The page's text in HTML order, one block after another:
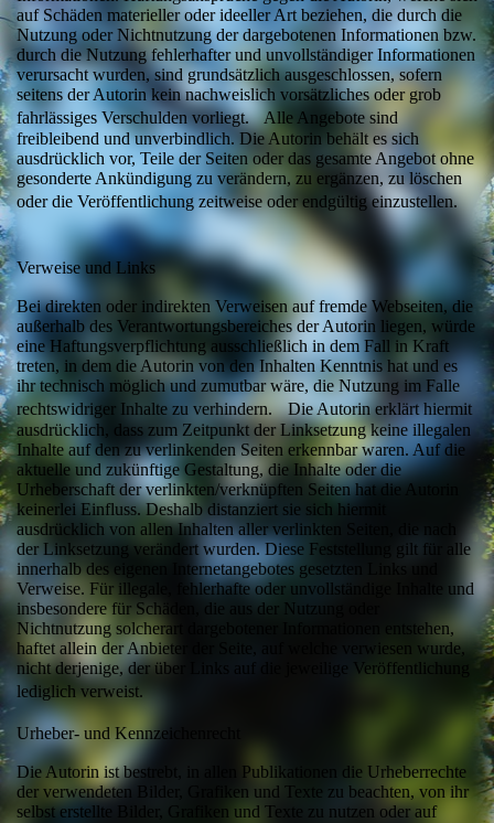
auf Schäden materieller oder ideeller Art beziehen, die durch die
Nutzung oder Nichtnutzung der dargebotenen Informationen bzw.
durch die Nutzung fehlerhafter und unvollständiger Informationen
verursacht wurden, sind grundsätzlich ausgeschlossen, sofern
seitens der Autorin kein nachweislich vorsätzliches oder grob
fahrlässiges Verschulden vorliegt. Alle Angebote sind
freibleibend und unverbindlich. Die Autorin behält es sich
ausdrücklich vor, Teile der Seiten oder das gesamte Angebot ohne
gesonderte Ankündigung zu verändern, zu ergänzen, zu löschen
oder die Veröffentlichung zeitweise oder endgültig einzustellen.
Verweise und Links
Bei direkten oder indirekten Verweisen auf fremde Webseiten, die
außerhalb des Verantwortungsbereiches der Autorin liegen, würde
eine Haftungsverpflichtung ausschließlich in dem Fall in Kraft
treten, in dem die Autorin von den Inhalten Kenntnis hat und es
ihr technisch möglich und zumutbar wäre, die Nutzung im Falle
rechtswidriger Inhalte zu verhindern. Die Autorin erklärt hiermit
ausdrücklich, dass zum Zeitpunkt der Linksetzung keine illegalen
Inhalte auf den zu verlinkenden Seiten erkennbar waren. Auf die
aktuelle und zukünftige Gestaltung, die Inhalte oder die
Urheberschaft der verlinkten/verknüpften Seiten hat die Autorin
keinerlei Einfluss. Deshalb distanziert sie sich hiermit
ausdrücklich von allen Inhalten aller verlinkten Seiten, die nach
der Linksetzung verändert wurden. Diese Feststellung gilt für alle
innerhalb des eigenen Internetangebotes gesetzten Links und
Verweise. Für illegale, fehlerhafte oder unvollständige Inhalte und
insbesondere für Schäden, die aus der Nutzung oder
Nichtnutzung solcherart dargebotener Informationen entstehen,
haftet allein der Anbieter der Seite, auf welche verwiesen wurde,
nicht derjenige, der über Links auf die jeweilige Veröffentlichung
lediglich verweist.
Urheber- und Kennzeichenrecht
Die Autorin ist bestrebt, in allen Publikationen die Urheberrechte
der verwendeten Bilder, Grafiken und Texte zu beachten, von ihr
selbst erstellte Bilder, Grafiken und Texte zu nutzen oder auf